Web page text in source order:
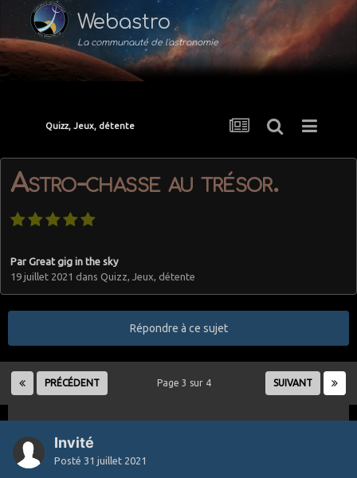
Webastro
La communauté de l'astronomie
Quizz, Jeux, détente
Astro-chasse au trésor.
Par Great gig in the sky
19 juillet 2021 dans Quizz, Jeux, détente
Répondre à ce sujet
PRÉCÉDENT SUIVANT
Page 3 sur 4
Invité
Posté 31 juillet 2021